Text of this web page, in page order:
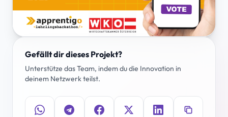
Gefällt dir dieses Projekt?
Unterstütze das Team, indem du die Innovation in
deinem Netzwerk teilst.